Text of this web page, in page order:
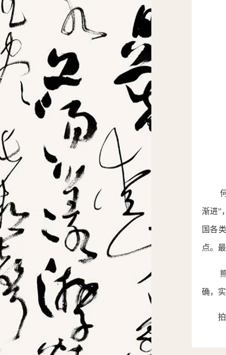
渐进”
国各
点。
确，